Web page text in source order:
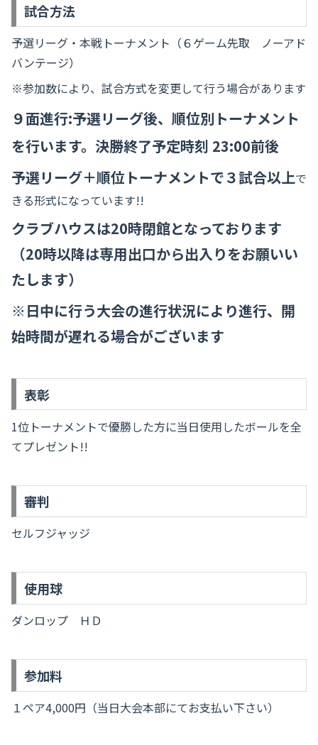
試合方法
予選リーグ・本戦トーナメント（６ゲーム先取 ノーアド
バンテージ）
※参加数により、試合方式を変更して行う場合があります
９面進行:予選リーグ後、順位別トーナメント
を行います。決勝終了予定時刻 23:00前後
予選リーグ＋順位トーナメントで３試合以上で
きる形式になっています!!
クラブハウスは20時閉館となっております
（20時以降は専用出口から出入りをお願いい
たします）
※日中に行う大会の進行状況により進行、開
始時間が遅れる場合がございます
表彰
1位トーナメントで優勝した方に当日使用したボールを全
てプレゼント!!
審判
セルフジャッジ
使用球
ダンロップ ＨＤ
参加料
１ペア4,000円（当日大会本部にてお支払い下さい）